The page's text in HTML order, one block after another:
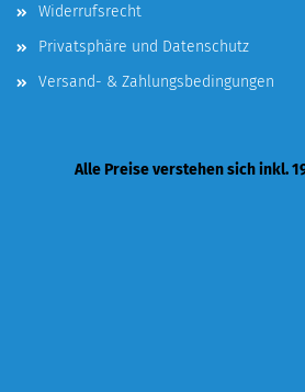
Widerrufsrecht
Privatsphäre und Datenschutz
Versand- & Zahlungsbedingungen
Alle Preise verstehen sich inkl.